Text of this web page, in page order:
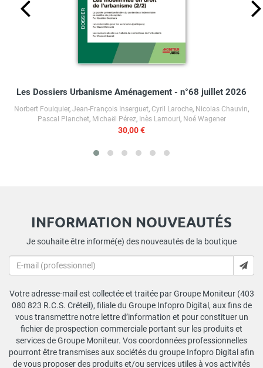
Les Dossiers Urbanisme Aménagement - n°68 juillet 2026
Norbert Foulquier, Jean-François Inserguet, Cyril Laroche, Nicolas Chauvin,
Pascal Planchet, Michaël Pérez, Inès Lamouri, Noé Wagener
30,00 €
INFORMATION NOUVEAUTÉS
Je souhaite être informé(e) des nouveautés de la boutique
Votre adresse-mail est collectée et traitée par Groupe Moniteur (403
080 823 R.C.S. Créteil), filiale du Groupe Infopro Digital, aux fins de
vous transmettre notre lettre d’information et pour constituer un
fichier de prospection commerciale portant sur les produits et
services de Groupe Moniteur. Vos coordonnées professionnelles
pourront être transmises aux sociétés du groupe Infopro Digital afin
de vous proposer des produits et/ou services utiles à vos activités